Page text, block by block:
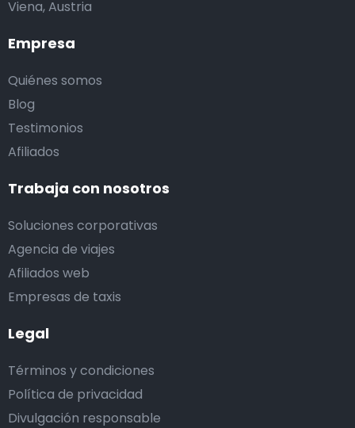
Empresa
Quiénes somos
Blog
Testimonios
Afiliados
Trabaja con nosotros
Soluciones corporativas
Agencia de viajes
Afiliados web
Empresas de taxis
Legal
Términos y condiciones
Política de privacidad
Divulgación responsable
Viena, Austria